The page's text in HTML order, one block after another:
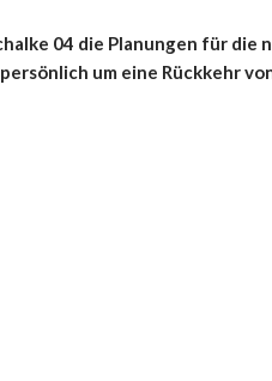
04 die Planungen für die
um eine Rückkehr